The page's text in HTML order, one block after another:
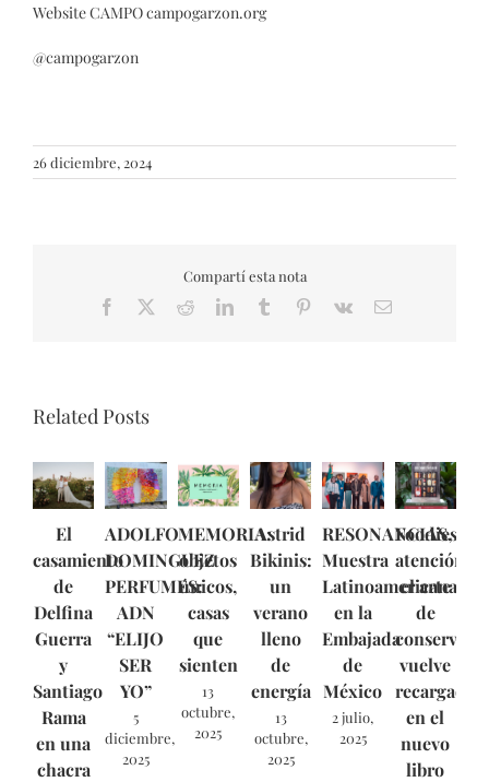
Website CAMPO campogarzon.org
@campogarzon
26 diciembre, 2024
Compartí esta nota
Facebook RedditLinkedInTumblr Pinterest
Vk Email
Related Posts
El
casamiento
de
Delfina
Guerra
y
Santiago
Rama
en una
chacra
ADOLFO
DOMINGUEZ
PERFUMES:
ADN
“ELIJO
SER
YO”
5
diciembre,
2025
MEMORIA:
objetos
únicos,
casas
que
sienten
13
octubre,
2025
Astrid
Bikinis:
un
verano
lleno
de
energía
13
octubre,
2025
RESONANCIAS,
Muestra
Latinoamericana
en la
Embajada
de
México
2 julio,
2025
Foodies,
atención:
el arte
de
conservar
vuelve
recargado
en el
nuevo
libro